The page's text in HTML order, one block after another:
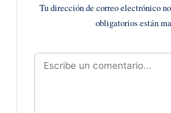
Tu dirección de correo electrónico
obligatorios están